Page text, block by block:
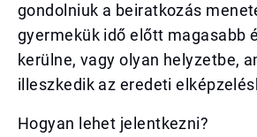
gondolniuk a beiratkozás
gyermekük idő előtt magasabb
kerülne, vagy olyan helyzetbe,
illeszkedik az eredeti
Hogyan lehet jelentkezni?